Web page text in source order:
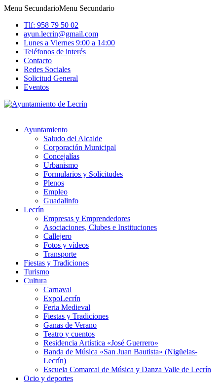
Menu SecundarioMenu Secundario
Tlf: 958 79 50 02
ayun.lecrin@gmail.com
Lunes a Viernes 9:00 a 14:00
Teléfonos de interés
Contacto
Redes Sociales
Solicitud General
Eventos
Ayuntamiento
Saludo del Alcalde
Corporación Municipal
Concejalías
Urbanismo
Formularios y Solicitudes
Plenos
Empleo
Guadalinfo
Lecrín
Empresas y Emprendedores
Asociaciones, Clubes e Instituciones
Callejero
Fotos y vídeos
Transporte
Fiestas y Tradiciones
Turismo
Cultura
Carnaval
ExpoLecrín
Feria Medieval
Fiestas y Tradiciones
Ganas de Verano
Teatro y cuentos
Residencia Artística «José Guerrero»
Banda de Música «San Juan Bautista» (Nigüelas-
Lecrín)
Escuela Comarcal de Música y Danza Valle de Lecrín
Ocio y deportes